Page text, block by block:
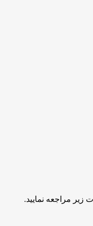
مراجعه نمایید.